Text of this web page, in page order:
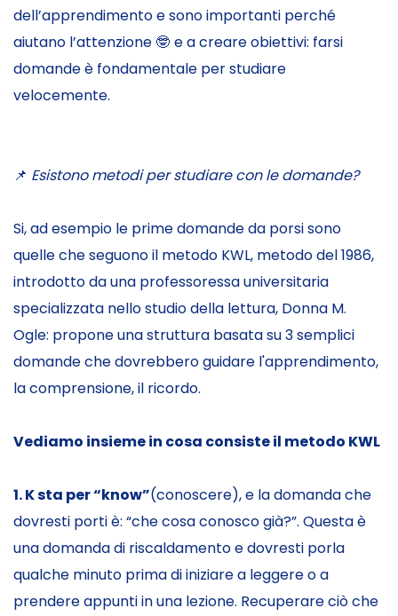
dell’apprendimento e sono importanti perché
aiutano l’attenzione 🤓 e a creare obiettivi: farsi
domande è fondamentale per studiare
velocemente.
📌 Esistono metodi per studiare con le domande?
Si, ad esempio le prime domande da porsi sono
quelle che seguono il metodo KWL, metodo del 1986,
introdotto da una professoressa universitaria
specializzata nello studio della lettura, Donna M.
Ogle: propone una struttura basata su 3 semplici
domande che dovrebbero guidare l'apprendimento,
la comprensione, il ricordo.
Vediamo insieme in cosa consiste il metodo KWL
1. K sta per “know”(conoscere), e la domanda che
dovresti porti è: “che cosa conosco già?”. Questa è
una domanda di riscaldamento e dovresti porla
qualche minuto prima di iniziare a leggere o a
prendere appunti in una lezione. Recuperare ciò che